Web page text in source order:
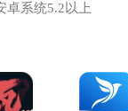
卓系统5.2以上